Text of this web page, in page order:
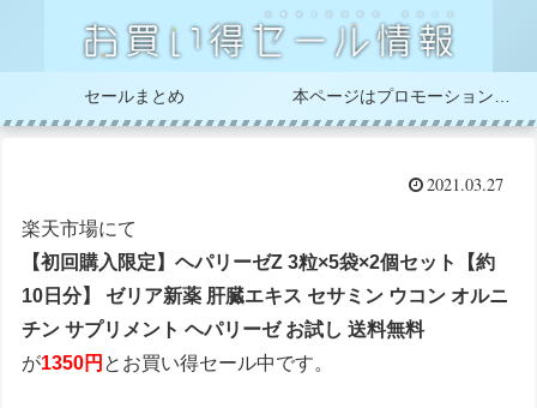
セールまとめ
2021.03.27
楽天市場にて
【初回購入限定】ヘパリーゼZ 3粒×5袋×2個セット【約
10日分】 ゼリア新薬 肝臓エキス セサミン ウコン オルニ
チン サプリメント ヘパリーゼ お試し 送料無料
が1350円 とお買い得セール中です。